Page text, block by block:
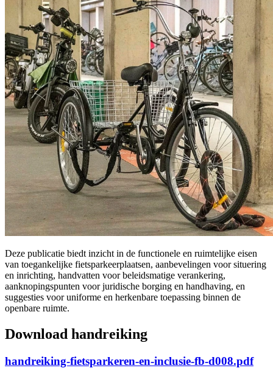
Deze publicatie biedt inzicht in de functionele en ruimtelijke eisen
van toegankelijke fietsparkeerplaatsen, aanbevelingen voor situering
en inrichting, handvatten voor beleidsmatige verankering,
aanknopingspunten voor juridische borging en handhaving, en
suggesties voor uniforme en herkenbare toepassing binnen de
openbare ruimte.
Download handreiking
handreiking-fietsparkeren-en-inclusie-fb-d008.pdf